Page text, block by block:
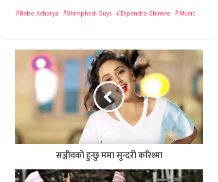
Bebo Acharya Bhimphedi Guys Dipendra Ghimire Music
सञ्जीवको हुन्छु ममा सुन्दरी करिश्मा